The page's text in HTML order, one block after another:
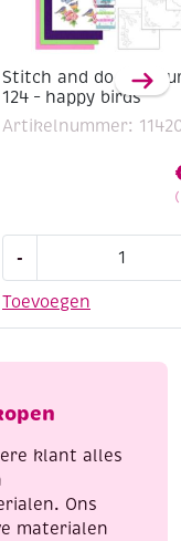
Stitch and do
124 – happy birds
Artikelnummer:
Toevoegen
-
do
-
birds
klant alles
Ons
materialen